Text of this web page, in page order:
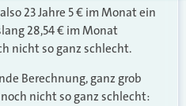
23 Jahre 5 € im Monat ein
28,54 € im Monat
nicht so ganz schlecht.
Berechnung, ganz grob
nicht so ganz schlecht: